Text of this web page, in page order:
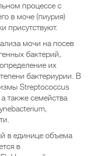
процессе с
в моче (пиурия)
присутствуют.
мочи на посев
бактерий,
их
бактериурии. В
Streptococcus
также семейства
в единице объема
в